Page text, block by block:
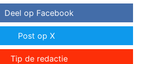
Deel op Facebook
Post op X
Tip de redactie